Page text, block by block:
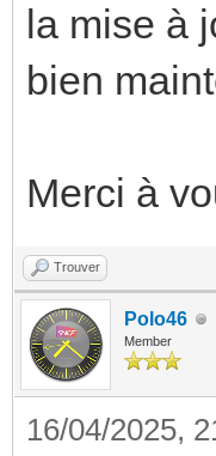
la mise à
bien
Merci à
Trouver
Polo46
Member
16/04/2025,